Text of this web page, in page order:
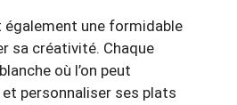
également une formidable
sa créativité. Chaque
où l’on peut
personnaliser ses plats